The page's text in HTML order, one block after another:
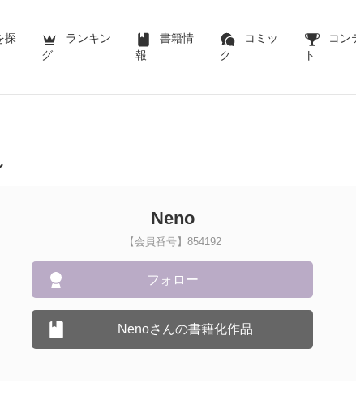
探
ランキン
グ
書籍情
報
コミッ
ク
コン
ト
Neno
【会員番号】854192
フォロー
Nenoさんの書籍化作品